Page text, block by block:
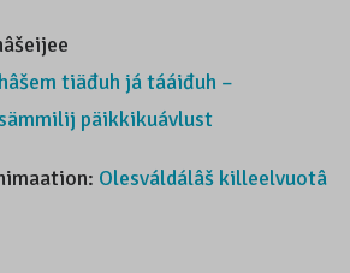
tiäđuh já tááiđuh –
päikkikuávlust
Olesváldálâš killeelvuotâ